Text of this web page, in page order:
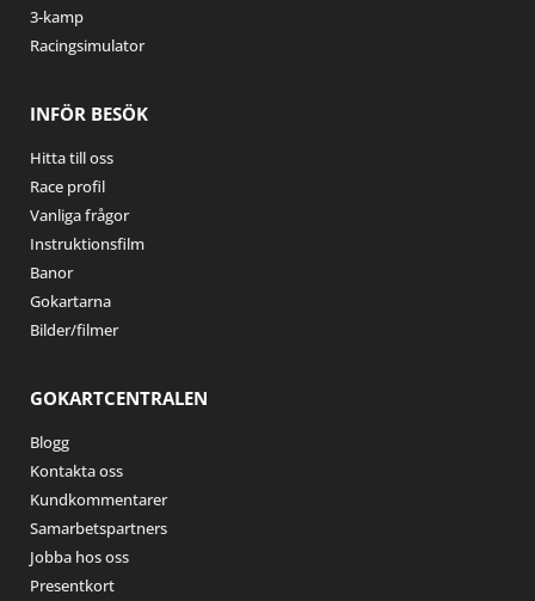
3-kamp
Racingsimulator
INFÖR BESÖK
Hitta till oss
Race profil
Vanliga frågor
Instruktionsfilm
Banor
Gokartarna
Bilder/filmer
GOKARTCENTRALEN
Blogg
Kontakta oss
Kundkommentarer
Samarbetspartners
Jobba hos oss
Presentkort